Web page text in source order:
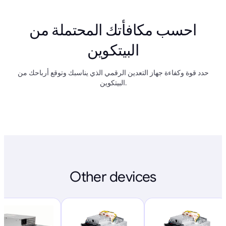
احسب مكافأتك المحتملة من
البيتكوين
حدد قوة وكفاءة جهاز التعدين الرقمي الذي يناسبك وتوقع أرباحك من
البيتكوين.
Other devices